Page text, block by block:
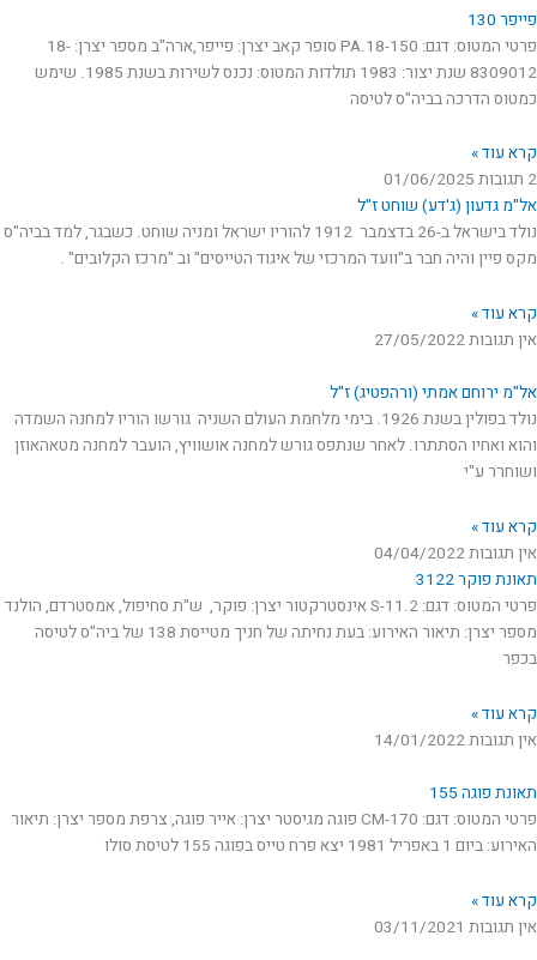
פייפר 130
פרטי המטוס: דגם: PA.18-150 סופר קאב יצרן: פייפר,ארה"ב מספר יצרן: 18-
8309012 שנת יצור: 1983 תולדות המטוס: נכנס לשירות בשנת 1985. שימש
כמטוס הדרכה בביה"ס לטיסה
קרא עוד »
2 תגובות
01/06/2025
אל"מ גדעון (ג'דע) שוחט ז"ל
נולד בישראל ב-26 בדצמבר 1912 להוריו ישראל ומניה שוחט. כשבגר, למד בביה"ס
מקס פיין והיה חבר ב"וועד המרכזי של איגוד הטייסים" וב "מרכז הקלובים" .
קרא עוד »
אין תגובות27/05/2022
אל"מ ירוחם אמתי (ורהפטיג) ז"ל
נולד בפולין בשנת 1926. בימי מלחמת העולם השניה גורשו הוריו למחנה השמדה
והוא ואחיו הסתתרו. לאחר שנתפס גורש למחנה אושוויץ, הועבר למחנה מטאהאוזן
ושוחרר ע"י
קרא עוד »
אין תגובות04/04/2022
תאונת פוקר 3122
פרטי המטוס: דגם: S-11.2 אינסטרקטור יצרן: פוקר, ש"ת סחיפול, אמסטרדם, הולנד
מספר יצרן: תיאור האירוע: בעת נחיתה של חניך מטייסת 138 של ביה"ס לטיסה
בכפר
קרא עוד »
אין תגובות14/01/2022
תאונת פוגה 155
פרטי המטוס: דגם: CM-170 פוגה מגיסטר יצרן: אייר פוגה, צרפת מספר יצרן: תיאור
האירוע: ביום 1 באפריל 1981 יצא פרח טייס בפוגה 155 לטיסת סולו
קרא עוד »
אין תגובות 03/11/2021